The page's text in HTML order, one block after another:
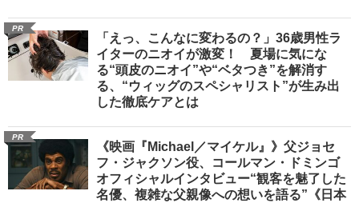
PR
「えっ、こんなに変わるの？」36歳男性ラ
イターのニオイが激変！ 夏場に気にな
る“頭皮のニオイ”や“ベタつき”を解消す
る、“ウィッグのスペシャリスト”が生み出
した徹底ケアとは
PR
《映画『Michael／マイケル』》父ジョセ
フ・ジャクソン役、コールマン・ドミンゴ
オフィシャルインタビュー“観客を魅了した
名優、複雑な父親像への想いを語る”《日本